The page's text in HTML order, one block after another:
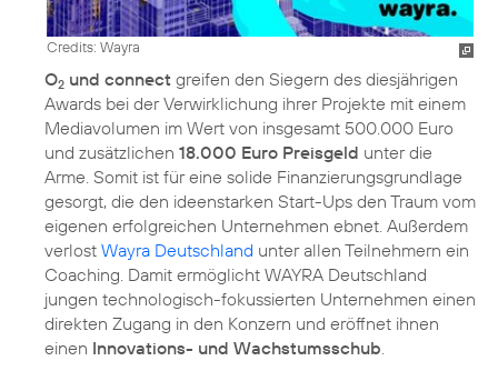
Credits: Wayra
O2 und connect greifen den Siegern des diesjährigen
Awards bei der Verwirklichung ihrer Projekte mit einem
Mediavolumen im Wert von insgesamt 500.000 Euro
und zusätzlichen 18.000 Euro Preisgeld unter die
Arme. Somit ist für eine solide Finanzierungsgrundlage
gesorgt, die den ideenstarken Start-Ups den Traum vom
eigenen erfolgreichen Unternehmen ebnet. Außerdem
verlost Wayra Deutschland unter allen Teilnehmern ein
Coaching. Damit ermöglicht WAYRA Deutschland
jungen technologisch-fokussierten Unternehmen einen
direkten Zugang in den Konzern und eröffnet ihnen
einen Innovations- und Wachstumsschub.